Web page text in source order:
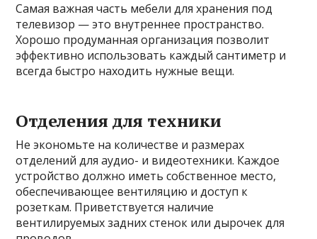
Самая важная часть мебели для хранения под
телевизор — это внутреннее пространство.
Хорошо продуманная организация позволит
эффективно использовать каждый сантиметр и
всегда быстро находить нужные вещи.
Отделения для техники
Не экономьте на количестве и размерах
отделений для аудио- и видеотехники. Каждое
устройство должно иметь собственное место,
обеспечивающее вентиляцию и доступ к
розеткам. Приветствуется наличие
вентилируемых задних стенок или дырочек для